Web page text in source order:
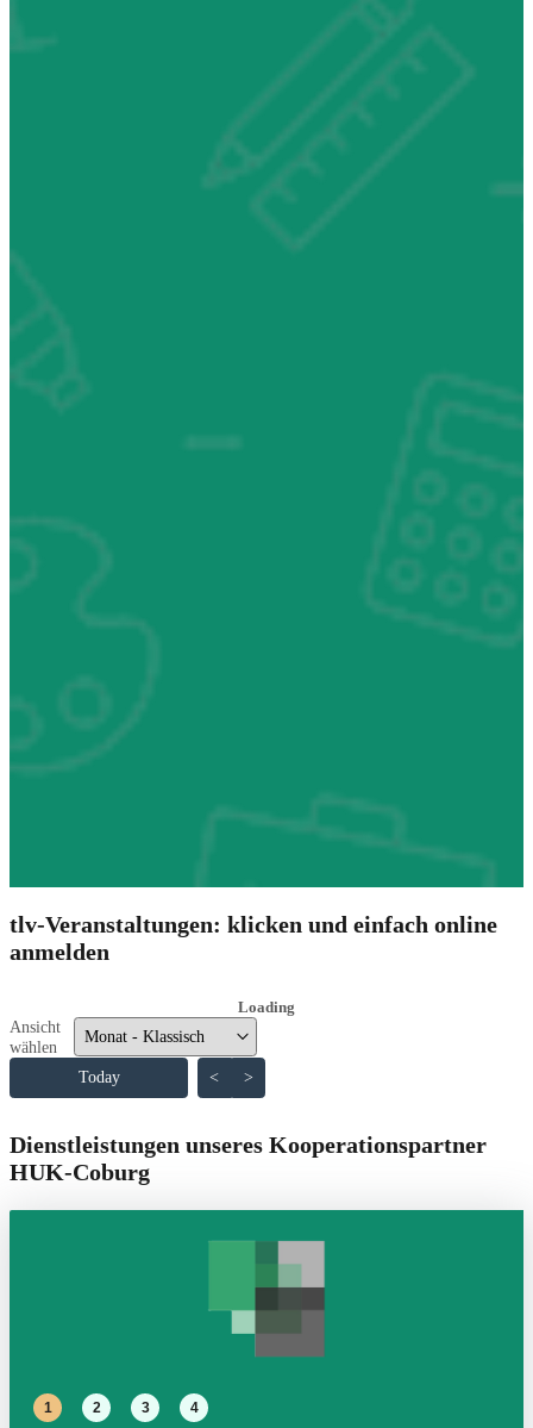
tlv-Veranstaltungen: klicken und einfach online
anmelden
Skip Calendar
Loading - current view is dayGridMonth
Loading
Ansicht
wählen
Today
< >
Dienstleistungen unseres Kooperationspartner
HUK-Coburg
1 2 3 4